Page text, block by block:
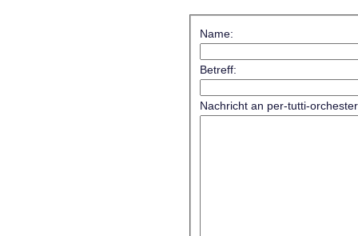
Name:
Betreff:
Nachricht an per-tutti-